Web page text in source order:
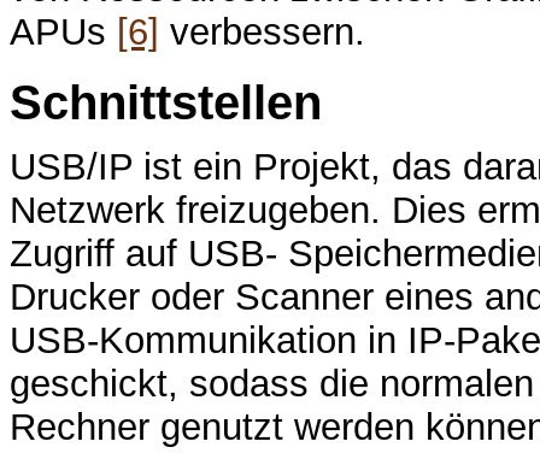
APUs [6] verbessern.
Schnittstellen
USB/IP ist ein Projekt, das
Netzwerk freizugeben. Dies
Zugriff auf USB-
Drucker oder Scanner eines
USB-Kommunikation in IP-
geschickt, sodass die
Rechner genutzt werden